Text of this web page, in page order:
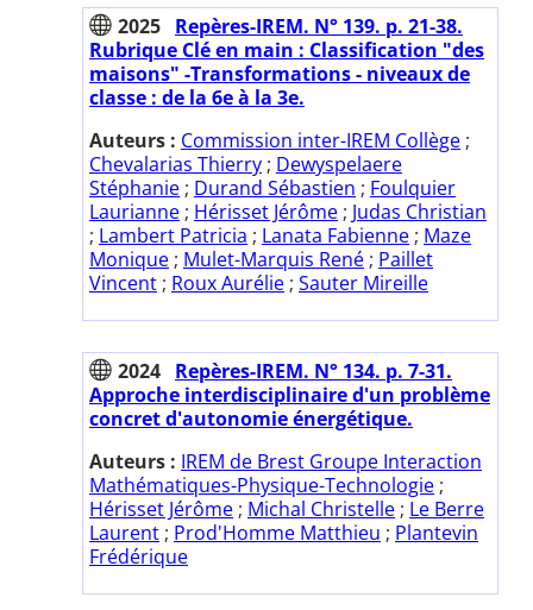
2025 Repères-IREM. N° 139. p. 21-38.
Rubrique Clé en main : Classification "des
maisons" -Transformations - niveaux de
classe : de la 6e à la 3e.
Auteurs : Commission inter-IREM Collège ;
Chevalarias Thierry ; Dewyspelaere
Stéphanie ; Durand Sébastien ; Foulquier
Laurianne ; Hérisset Jérôme ; Judas Christian
; Lambert Patricia ; Lanata Fabienne ; Maze
Monique ; Mulet-Marquis René ; Paillet
Vincent ; Roux Aurélie ; Sauter Mireille
2024 Repères-IREM. N° 134. p. 7-31.
Approche interdisciplinaire d'un problème
concret d'autonomie énergétique.
Auteurs : IREM de Brest Groupe Interaction
Mathématiques-Physique-Technologie ;
Hérisset Jérôme ; Michal Christelle ; Le Berre
Laurent ; Prod'Homme Matthieu ; Plantevin
Frédérique